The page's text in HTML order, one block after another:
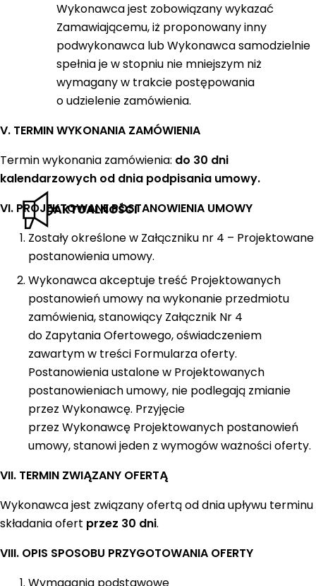
AKTUALNOŚCI
Wykonawca jest zobowiązany wykazać
Zamawiającemu, iż proponowany inny
podwykonawca lub Wykonawca samodzielnie
spełnia je w stopniu nie mniejszym niż
wymagany w trakcie postępowania
o udzielenie zamówienia.
V. TERMIN WYKONANIA ZAMÓWIENIA
Termin wykonania zamówienia: do 30 dni
kalendarzowych od dnia podpisania umowy.
VI. PROJEKTOWANE POSTANOWIENIA UMOWY
Zostały określone w Załączniku nr 4 – Projektowane
postanowienia umowy.
Wykonawca akceptuje treść Projektowanych
postanowień umowy na wykonanie przedmiotu
zamówienia, stanowiący Załącznik Nr 4
do Zapytania Ofertowego, oświadczeniem
zawartym w treści Formularza oferty.
Postanowienia ustalone w Projektowanych
postanowieniach umowy, nie podlegają zmianie
przez Wykonawcę. Przyjęcie
przez Wykonawcę Projektowanych postanowień
umowy, stanowi jeden z wymogów ważności oferty.
VII. TERMIN ZWIĄZANY OFERTĄ
Wykonawca jest związany ofertą od dnia upływu terminu
składania ofert przez 30 dni.
VIII. OPIS SPOSOBU PRZYGOTOWANIA OFERTY